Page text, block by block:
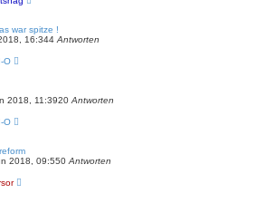
war spitze !
16:344 Antworten
O
2018, 11:3920 Antworten
O
2018, 09:550 Antworten